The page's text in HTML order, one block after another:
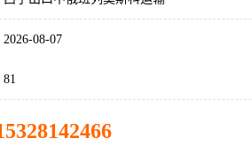
2026-08-07
81